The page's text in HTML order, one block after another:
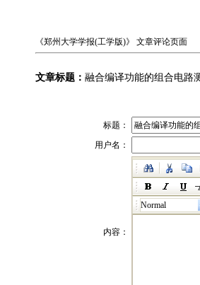
《郑州大学学报(工学版)》 文章评论页面
文章标题： 融合编译功能的组合电路
标题：
用户名：
内容：
Normal